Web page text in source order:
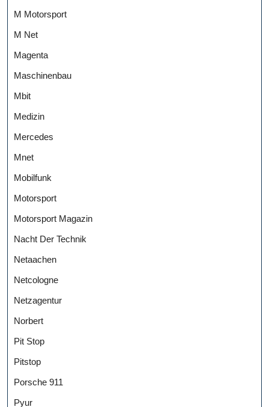
M Motorsport
M Net
Magenta
Maschinenbau
Mbit
Medizin
Mercedes
Mnet
Mobilfunk
Motorsport
Motorsport Magazin
Nacht Der Technik
Netaachen
Netcologne
Netzagentur
Norbert
Pit Stop
Pitstop
Porsche 911
Pyur